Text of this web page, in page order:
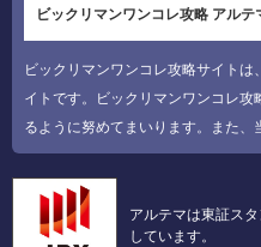
ビックリマンワンコレ攻略 アルテ
ビックリマンワンコレ攻略サイト
イトです。ビックリマンワンコレ
るように努めてまいります。また、
アルテマは東証ス
しています。